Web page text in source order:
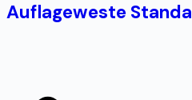
Auflageweste